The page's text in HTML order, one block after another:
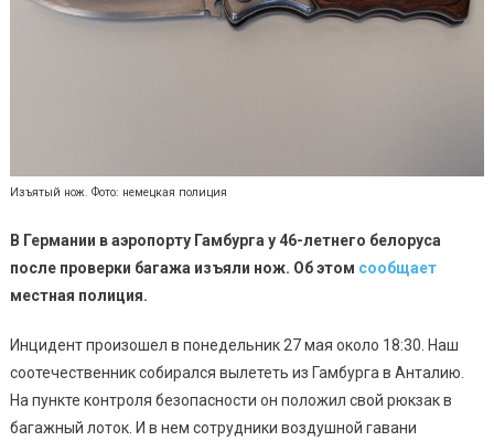
Изъятый нож. Фото: немецкая полиция
В Германии в аэропорту Гамбурга у 46-летнего белоруса
после проверки багажа изъяли нож. Об этом сообщает
местная полиция.
Инцидент произошел в понедельник 27 мая около 18:30. Наш
соотечественник собирался вылететь из Гамбурга в Анталию.
На пункте контроля безопасности он положил свой рюкзак в
багажный лоток. И в нем сотрудники воздушной гавани